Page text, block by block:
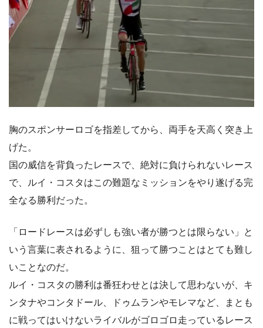
胸のスポンサーロゴを指差してから、両手を天高く突き上
げた。
国の威信を背負ったレースで、絶対に負けられないレース
で、ルイ・コスタはこの難題なミッションをやり遂げる完
全なる勝利だった。
「ロードレースは必ずしも強い者が勝つとは限らない」と
いう言葉に表されるように、狙って勝つことはとても難し
いことなのだ。
ルイ・コスタの勝利は番狂わせとは決して思わないが、キ
ンタナやコンタドール、ドゥムランやモレマなど、まとも
に戦ってはいけないライバルがゴロゴロ走っているレース